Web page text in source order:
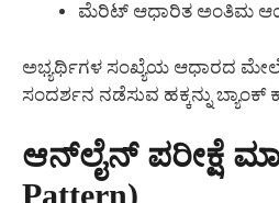
ಮೆರಿಟ್ ಆಧಾರಿತ ಅಂತಿಮ
ಅಭ್ಯರ್ಥಿಗಳ ಸಂಖ್ಯೆಯ ಆಧಾರದ ಮೇಲೆ
ಸಂದರ್ಶನ ನಡೆಸುವ ಹಕ್ಕನ್ನು ಬ್ಯಾಂಕ್
ಆನ್‌ಲೈನ್ ಪರೀಕ್ಷೆ
Pattern)